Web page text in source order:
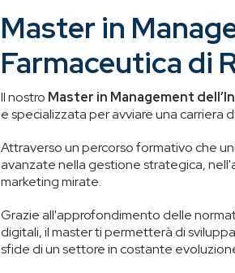
Master in
Farmaceutica di
Il nostro Master in Management
e specializzata per avviare una carriera
Attraverso un percorso formativo che
avanzate nella gestione strategica,
marketing mirate.
Grazie all'approfondimento delle
digitali, il master ti permetterà di
sfide di un settore in costante